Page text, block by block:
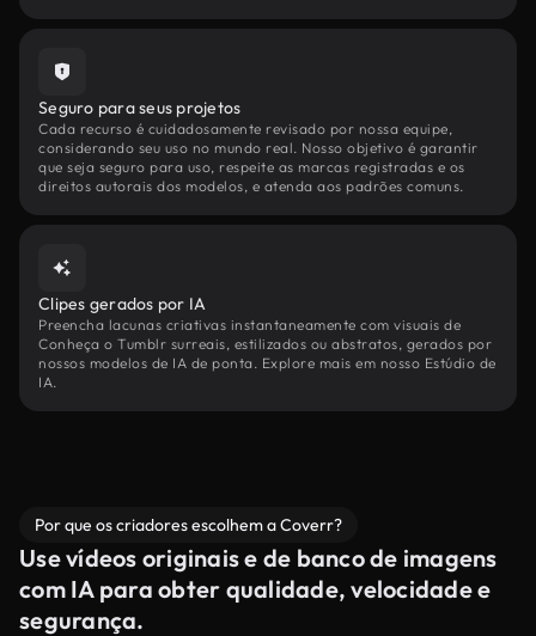
Seguro para seus projetos
Cada recurso é cuidadosamente revisado por nossa equipe,
considerando seu uso no mundo real. Nosso objetivo é garantir
que seja seguro para uso, respeite as marcas registradas e os
direitos autorais dos modelos, e atenda aos padrões comuns.
Clipes gerados por IA
Preencha lacunas criativas instantaneamente com visuais de
Conheça o Tumblr surreais, estilizados ou abstratos, gerados por
nossos modelos de IA de ponta. Explore mais em nosso Estúdio de
IA.
Por que os criadores escolhem a Coverr?
Use vídeos originais e de banco de imagens
com IA para obter qualidade, velocidade e
segurança.